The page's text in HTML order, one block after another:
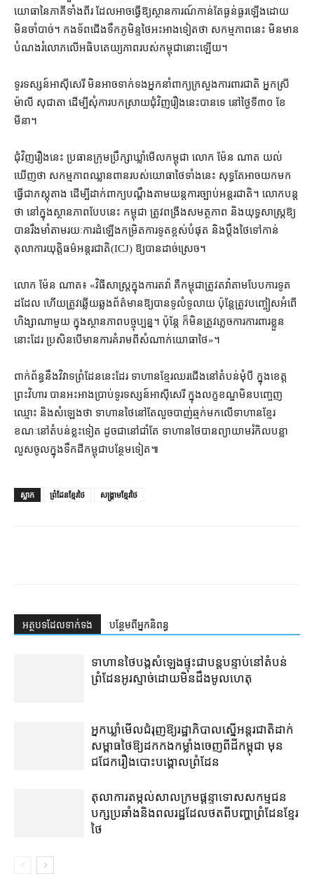
យោធា​នៃ​ភាគី​ទាំងពីរ ដែល​អាច​ធ្វើ​ឱ្យ​ស្ថានការណ៍​កាន់តែ​ធ្ងន់ធ្ងរ​ឡើង​ដោយ​
មិន​ចាំបាច់។ កងទ័ពជើងទឹក​ភូមិន្ទ​ថៃ​អះអាង​ទៀត​ថា សកម្មភាព​នេះ មិន​មាន​
បំណង​រំលោភ​លើ​អធិបតេយ្យភាព​របស់​កម្ពុជា​នោះ​ឡើយ។
ទូរទស្សន៍​អាស៊ីសេរី មិនអាច​ទាក់ទង​អ្នកនាំពាក្យ​ក្រសួង​ការពារជាតិ អ្នកស្រី
ម៉ាលី សុជាតា ដើម្បី​សុំ​ការ​បកស្រាយ​ជុំវិញ​រឿង​នេះ​បានទេ នៅ​ថ្ងៃទី​៣០ ខែ​
មីនា។
ជុំវិញ​រឿង​នេះ ប្រធាន​ក្រុមប្រឹក្សា​ឃ្លាំមើល​កម្ពុជា លោក ម៉ែន ណាត យល់
ឃើញ​ថា សកម្មភាព​ឈ្លានពាន​របស់​យោធា​ថៃ​ទាំងនេះ សុទ្ធតែ​អាចយក​មក​
ធ្វើជា​ភស្តុតាង ដើម្បី​ដាក់ពាក្យ​បណ្ដឹង​តាម​យន្តការ​ច្បាប់​អន្តរជាតិ​។ លោក​បន្ត​
ថា នៅក្នុង​ស្ថានភាព​បែបនេះ កម្ពុជា ត្រូវ​ពង្រីង​សមត្ថភាព និង​យុទ្ធសាស្ត្រ​ឱ្យ​
បាន​រឹងមាំ​តាមរយៈ​ការដំឡើង​កម្រិត​ការទូត​ខ្ពស់​បំផុត និង​ប្ដឹង​ថៃ​ទៅកាន់​
តុលាការ​យុត្តិធម៌​អន្តរជាតិ​(ICJ) ឱ្យ​បាន​ដាច់ស្រេច។
លោក ម៉ែន ណាត៖ «​វិធីសាស្ត្រ​ក្នុង​ការ​តវ៉ា គឺ​កម្ពុជា​ត្រូវ​តវ៉ា​តាម​បែប​ការទូត​
ដដែល ហើយ​ត្រូវ​ឆ្លើយឆ្លង​ព័ត៌មាន​ឱ្យ​បាន​ទូលំទូលាយ ប៉ុន្តែ​ត្រូវ​បញ្ចៀស​អំពើ​
ហិង្សា​ណាមួយ ក្នុង​ស្ថានភាព​បច្ចុប្បន្ន។ ប៉ុន្តែ ក៏​មិន​ត្រូវ​ភ្លេច​ការ​ការពារ​ខ្លួន​
នោះ​ដែរ ប្រសិនបើ​មានការ​គំរាម​ពី​សំណាក់​យោធា​ថៃ»។
ពាក់ព័ន្ធ​នឹង​វិវាទ​ព្រំដែន​នេះ​ដែរ ទាហាន​ខ្មែរ​ឈរជើង​នៅ​តំបន់​មុំ​បី ក្នុង​ខេត្ត
ព្រះវិហារ បាន​អះអាង​ប្រាប់​ទូរទស្សន៍​អាស៊ីសេរី ក្នុង​លក្ខខណ្ឌ​មិន​បញ្ចេញ​
ឈ្មោះ និង​សំឡេង​ថា ទាហាន​ថៃ​នៅតែ​លួច​បាញ់​ឆ្មក់​មក​លើ​ទាហាន​ខ្មែរ
ខណៈ​នៅ​តំបន់​ខ្លះទៀត ដូចជា​នៅ​ជាំតែ ទាហាន​ថៃ​បាន​ព្យាយាម​រំកិល​បន្លា​
លួស​ចូលក្នុង​ទឹកដី​កម្ពុជា​បន្ថែម​ទៀត៕
ស្លាក ព្រំដែនខ្មែរថៃ សង្គ្រាមខ្មែរថៃ
អត្ថបទ​ដែល​ទាក់ទង បន្ថែម​ពី​អ្នកនិពន្ធ
ទាហាន​ថៃ​បង្ក​សំឡេង​ផ្ទុះ​ជា​បន្តបន្ទាប់​នៅ​តំបន់​
ព្រំដែន​អូរ​ស្មាច់​ដោយ​មិនដឹង​មូលហេតុ
អ្នកឃ្លាំមើល​​ជំរុញ​ឱ្យ​រដ្ឋាភិបាល​​ស្នើ​​អន្តរជាតិ​ដាក់​
សម្ពាធ​​ថៃ​ឱ្យ​ដក​កង​កម្លាំង​ចេញ​ពី​ដី​កម្ពុជា មុន​
ជជែក​រឿង​បោះបង្គោល​ព្រំដែន
តុលាការ​តម្កល់​សាលក្រម​ផ្ដន្ទាទោស​សកម្មជន​
បក្ស​ប្រឆាំង​និង​ពលរដ្ឋ​ដែល​ថត​ពី​បញ្ហា​ព្រំដែន​ខ្មែរ​
ថៃ